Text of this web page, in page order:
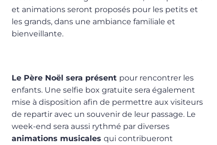
et animations seront proposés pour les petits et
les grands, dans une ambiance familiale et
bienveillante.
Le Père Noël sera présent pour rencontrer les
enfants. Une selfie box gratuite sera également
mise à disposition afin de permettre aux visiteurs
de repartir avec un souvenir de leur passage. Le
week-end sera aussi rythmé par diverses
animations musicales qui contribueront